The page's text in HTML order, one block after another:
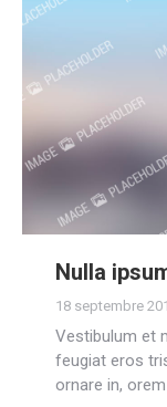
Nulla
18 septembre
Vestibulum et
feugiat eros
ornare in,